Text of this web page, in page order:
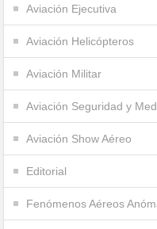
Aviación Ejecutiva
Aviación Helicópteros
Aviación Militar
Aviación Seguridad y
Aviación Show Aéreo
Editorial
Fenómenos Aéreos